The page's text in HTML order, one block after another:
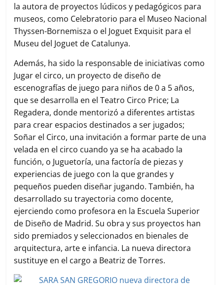
la autora de proyectos lúdicos y pedagógicos para
museos, como Celebratorio para el Museo Nacional
Thyssen-Bornemisza o el Joguet Exquisit para el
Museu del Joguet de Catalunya.
Además, ha sido la responsable de iniciativas como
Jugar el circo, un proyecto de diseño de
escenografías de juego para niños de 0 a 5 años,
que se desarrolla en el Teatro Circo Price; La
Regadera, donde mentorizó a diferentes artistas
para crear espacios destinados a ser jugados;
Soñar el Circo, una invitación a formar parte de una
velada en el circo cuando ya se ha acabado la
función, o Juguetoría, una factoría de piezas y
experiencias de juego con la que grandes y
pequeños pueden diseñar jugando. También, ha
desarrollado su trayectoria como docente,
ejerciendo como profesora en la Escuela Superior
de Diseño de Madrid. Su obra y sus proyectos han
sido premiados y seleccionados en bienales de
arquitectura, arte e infancia. La nueva directora
sustituye en el cargo a Beatriz de Torres.